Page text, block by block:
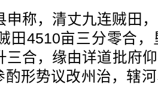
，清丈九连贼田，
田4510亩三分零合
三合，缘由详道批府
酌形势议改州治，辖